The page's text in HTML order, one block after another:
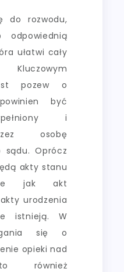
do rozwodu,
ułatwi cały
pozew o
być
i
osobę
sądu. Oprócz
akty stanu
jak akt
urodzenia
istnieją. W
się o
opieki nad
również